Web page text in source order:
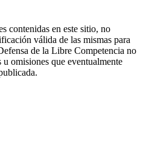
contenidas en este sitio, no
válida de las mismas para
de la Libre Competencia no
omisiones que eventualmente